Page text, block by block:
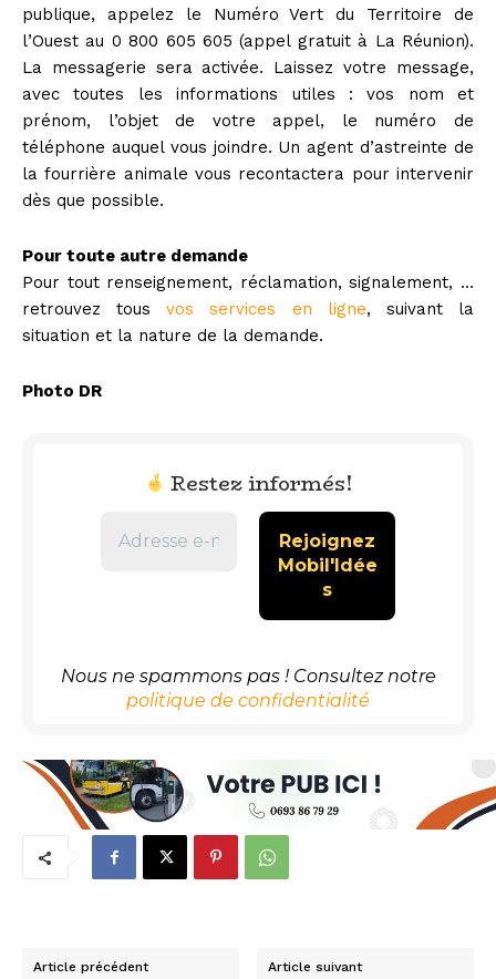
publique, appelez le Numéro Vert du Territoire de
l’Ouest au 0 800 605 605 (appel gratuit à La Réunion).
La messagerie sera activée. Laissez votre message,
avec toutes les informations utiles : vos nom et
prénom, l’objet de votre appel, le numéro de
téléphone auquel vous joindre. Un agent d’astreinte de
la fourrière animale vous recontactera pour intervenir
dès que possible.
Pour toute autre demande
Pour tout renseignement, réclamation, signalement, …
retrouvez tousvos services en ligne, suivant la
situation et la nature de la demande.
Photo DR
Restez informés!
Nous ne spammons pas ! Consultez notre
politique de confidentialité
Article précédent Article suivant